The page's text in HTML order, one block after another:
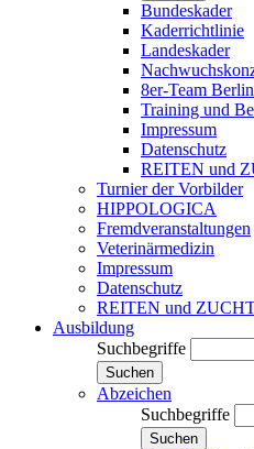
Bundeskader
Kaderrichtlinie
Landeskader
8er-Team
Training und
Impressum
Datenschutz
REITEN und
Turnier der Vorbilder
HIPPOLOGICA
Fremdveranstaltungen
Veterinärmedizin
Impressum
Datenschutz
REITEN und
Ausbildung
Suchbegriffe
Suchen
Abzeichen
Suchbegriffe
Suchen